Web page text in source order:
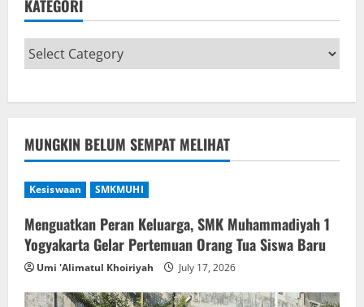
KATEGORI
MUNGKIN BELUM SEMPAT MELIHAT
Kesiswaan SMKMUHI
Menguatkan Peran Keluarga, SMK Muhammadiyah 1
Yogyakarta Gelar Pertemuan Orang Tua Siswa Baru
Umi 'Alimatul Khoiriyah July 17, 2026